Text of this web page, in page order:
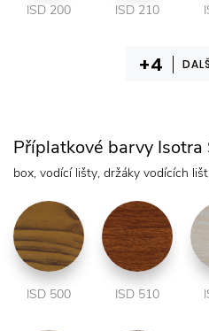
ISD 200 ISD 210
Příplatkové barvy Isotra
box, vodící lišty, držáky vodících
ISD 500 ISD 510